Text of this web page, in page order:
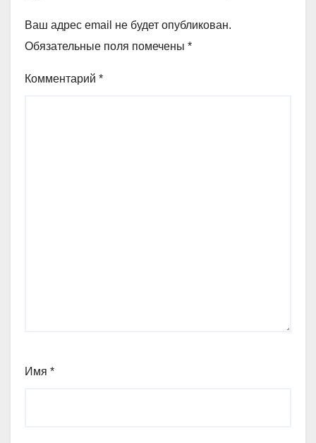
Ваш адрес email не будет опубликован.
Обязательные поля помечены *
Комментарий *
Имя *